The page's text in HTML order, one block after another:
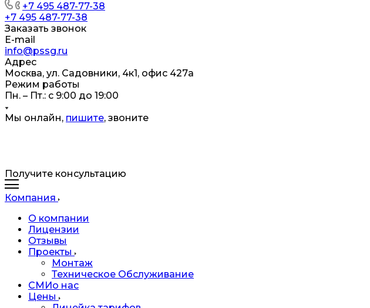
+7 495 487-77-38
+7 495 487-77-38
Заказать звонок
E-mail
info@pssg.ru
Адрес
Москва, ул. Садовники, 4к1, офис 427а
Режим работы
Пн. – Пт.: с 9:00 до 19:00
Мы онлайн, пишите, звоните
Получите консультацию
Компания
О компании
Лицензии
Отзывы
Проекты
Монтаж
Техническое Обслуживание
СМИо нас
Цены